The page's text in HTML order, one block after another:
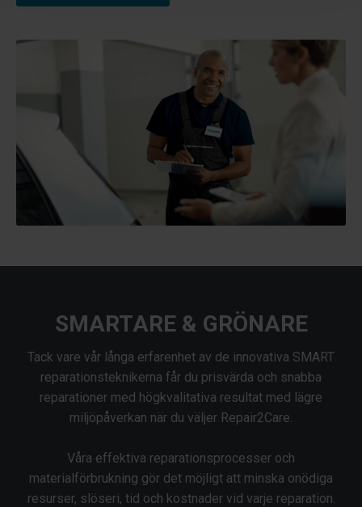
SMARTARE & GRÖNARE
Tack vare vår långa erfarenhet av de innovativa SMART
reparationsteknikerna får du prisvärda och snabba
reparationer med högkvalitativa resultat med lägre
miljöpåverkan när du väljer Repair2Care.
Våra effektiva reparationsprocesser och
materialförbrukning gör det möjligt att minska onödiga
resurser, slöseri, tid och kostnader vid varje reparation.